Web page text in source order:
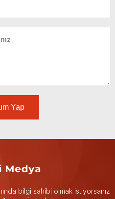
Yap
bilgi sahibi olmak istiyorsanız